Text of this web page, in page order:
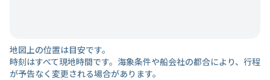
地図上の位置は目安です。
時刻はすべて現地時間です。海象条件や船会社の都合により、行程
が予告なく変更される場合があります。